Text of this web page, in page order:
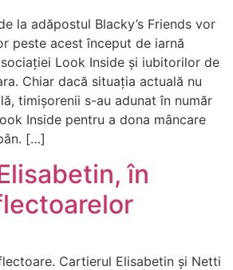
la adăpostul Blacky’s Friends vor
peste acest început de iarnă
Look Inside și iubitorilor de
Chiar dacă situația actuală nu
timișorenii s-au adunat în număr
Inside pentru a dona mâncare
[…]
în
Cartierul Elisabetin și Netti